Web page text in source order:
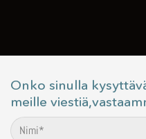
Onko sinulla
meille